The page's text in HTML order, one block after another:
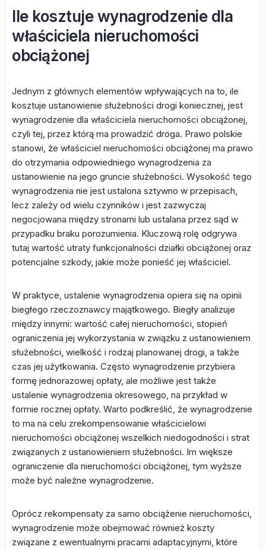
Ile kosztuje wynagrodzenie dla
właściciela nieruchomości
obciążonej
Jednym z głównych elementów wpływających na to, ile
kosztuje ustanowienie służebności drogi koniecznej, jest
wynagrodzenie dla właściciela nieruchomości obciążonej,
czyli tej, przez którą ma prowadzić droga. Prawo polskie
stanowi, że właściciel nieruchomości obciążonej ma prawo
do otrzymania odpowiedniego wynagrodzenia za
ustanowienie na jego gruncie służebności. Wysokość tego
wynagrodzenia nie jest ustalona sztywno w przepisach,
lecz zależy od wielu czynników i jest zazwyczaj
negocjowana między stronami lub ustalana przez sąd w
przypadku braku porozumienia. Kluczową rolę odgrywa
tutaj wartość utraty funkcjonalności działki obciążonej oraz
potencjalne szkody, jakie może ponieść jej właściciel.
W praktyce, ustalenie wynagrodzenia opiera się na opinii
biegłego rzeczoznawcy majątkowego. Biegły analizuje
między innymi: wartość całej nieruchomości, stopień
ograniczenia jej wykorzystania w związku z ustanowieniem
służebności, wielkość i rodzaj planowanej drogi, a także
czas jej użytkowania. Często wynagrodzenie przybiera
formę jednorazowej opłaty, ale możliwe jest także
ustalenie wynagrodzenia okresowego, na przykład w
formie rocznej opłaty. Warto podkreślić, że wynagrodzenie
to ma na celu zrekompensowanie właścicielowi
nieruchomości obciążonej wszelkich niedogodności i strat
związanych z ustanowieniem służebności. Im większe
ograniczenie dla nieruchomości obciążonej, tym wyższe
może być należne wynagrodzenie.
Oprócz rekompensaty za samo obciążenie nieruchomości,
wynagrodzenie może obejmować również koszty
związane z ewentualnymi pracami adaptacyjnymi, które